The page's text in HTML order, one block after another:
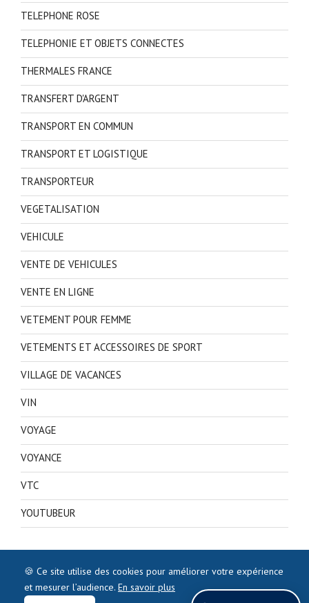
TELEPHONE ROSE
TELEPHONIE ET OBJETS CONNECTES
THERMALES FRANCE
TRANSFERT D'ARGENT
TRANSPORT EN COMMUN
TRANSPORT ET LOGISTIQUE
TRANSPORTEUR
VEGETALISATION
VEHICULE
VENTE DE VEHICULES
VENTE EN LIGNE
VETEMENT POUR FEMME
VETEMENTS ET ACCESSOIRES DE SPORT
VILLAGE DE VACANCES
VIN
VOYAGE
VOYANCE
VTC
YOUTUBEUR
🍪 Ce site utilise des cookies pour améliorer votre expérience
et mesurer l’audience. En savoir plus